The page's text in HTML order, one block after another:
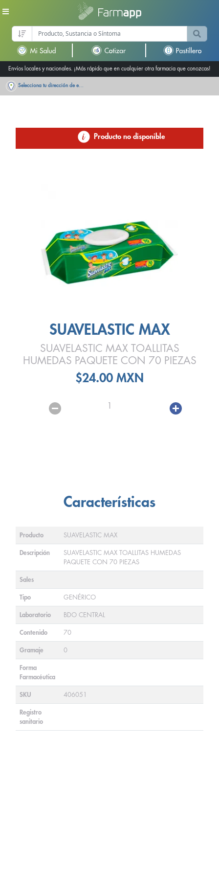
Envíos locales y nacionales. ¡Más rápido que en cualquier otra farmacia que conozcas!
Selecciona tu dirección de entrega
Producto no disponible
SUAVELASTIC MAX
SUAVELASTIC MAX TOALLITAS
HUMEDAS PAQUETE CON 70 PIEZAS
$24.00 MXN
1
Características
Producto SUAVELASTIC MAX
Descripción
SUAVELASTIC MAX TOALLITAS HUMEDAS
PAQUETE CON 70 PIEZAS
Sales
Tipo GENÉRICO
Laboratorio BDO CENTRAL
Contenido 70
Gramaje 0
Forma
Farmacéutica
SKU 406051
Registro
sanitario